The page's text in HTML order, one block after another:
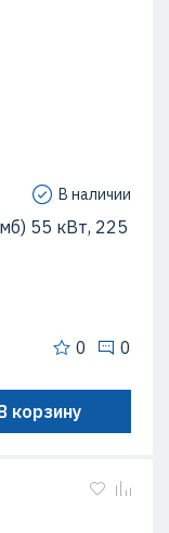
В наличии
55 кВт, 225
0 0
корзину